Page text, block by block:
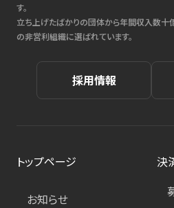
す。
立ち上げたばかりの団体から年間収入数十
の非営利組織に選ばれています。
採用情報
トップページ
お知らせ
決